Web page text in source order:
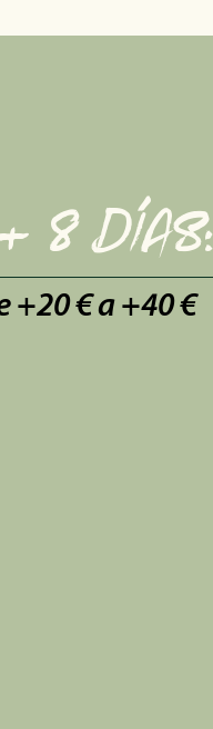
8 días:
+20 € a +40 €